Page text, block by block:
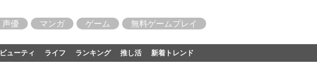
声優 マンガ ゲーム 無料ゲームプレイ
ビューティ ライフ ランキング 推し活 新着トレンド